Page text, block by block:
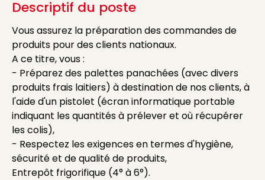
Descriptif du poste
Vous assurez la préparation des commandes de
produits pour des clients nationaux.
A ce titre, vous :
- Préparez des palettes panachées (avec divers
produits frais laitiers) à destination de nos clients, à
l'aide d'un pistolet (écran informatique portable
indiquant les quantités à prélever et où récupérer
les colis),
- Respectez les exigences en termes d'hygiène,
sécurité et de qualité de produits,
Entrepôt frigorifique (4° à 6°).